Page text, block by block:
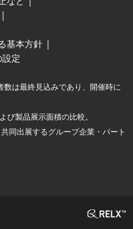
基本方針
設定
は最終見込みであり、開催時に
製品展示面積の比較。
同出展するグループ企業・パート